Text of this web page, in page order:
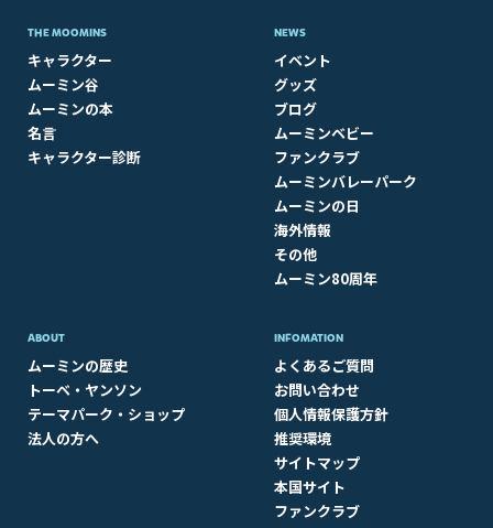
THE MOOMINS
キャラクター
ムーミン谷
ムーミンの本
名言
キャラクター診断
NEWS
イベント
グッズ
ブログ
ムーミンベビー
ファンクラブ
ムーミンバレーパーク
ムーミンの日
海外情報
その他
ムーミン80周年
ABOUT​
ムーミンの歴史
トーベ・ヤンソン
テーマパーク・ショップ
法人の方へ
INFOMATION
よくあるご質問
お問い合わせ
個人情報保護方針
推奨環境
サイトマップ
本国サイト
ファンクラブ